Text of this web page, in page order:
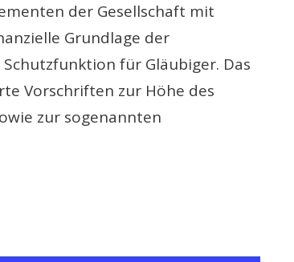
der Gesellschaft mit
Grundlage der
für Gläubiger. Das
Vorschriften zur Höhe des
zur sogenannten